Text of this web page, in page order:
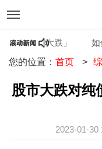
「债券大跌」 如何
您的位置： 首页 >
股市大跌对纯
2023-01-30